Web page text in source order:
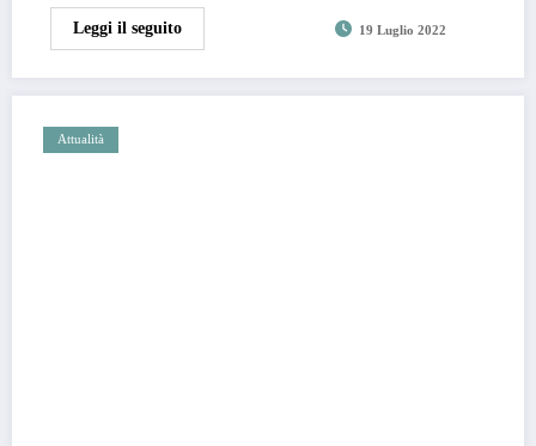
Leggi il seguito 19 Luglio 2022
Attualità